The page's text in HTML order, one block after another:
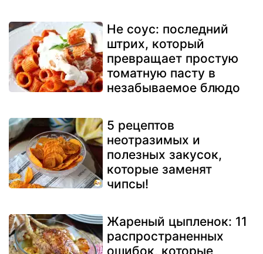
Не соус: последний
штрих, который
превращает простую
томатную пасту в
незабываемое блюдо
5 рецептов
неотразимых и
полезных закусок,
которые заменят
чипсы!
Жареный цыпленок: 11
распространенных
ошибок, которые